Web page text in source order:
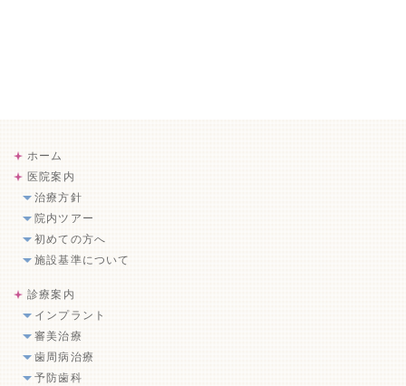
ホーム
医院案内
治療方針
院内ツアー
初めての方へ
施設基準について
診療案内
インプラント
審美治療
歯周病治療
予防歯科